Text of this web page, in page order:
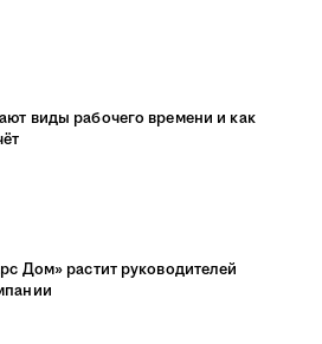
виды рабочего времени и как
Дом» растит руководителей